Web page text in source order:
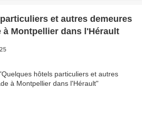
et autres demeures
à Montpellier dans l'Hérault